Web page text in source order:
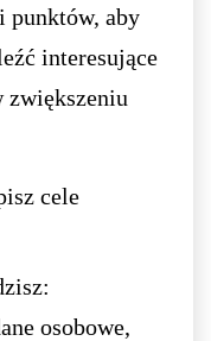
punktów, aby
interesujące
zwiększeniu
cele
osobowe,